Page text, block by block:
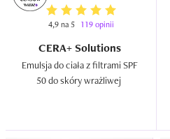
4,9 na 5 119 opinii
CERA+ Solutions
Emulsja do ciała z filtrami SPF